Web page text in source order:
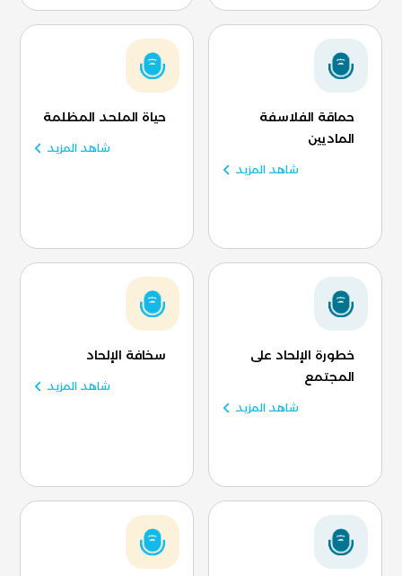
حماقة الفلاسفة
الماديين
شاهد المزيد
حياة الملحد المظلمة
شاهد المزيد
خطورة الإلحاد على
المجتمع
شاهد المزيد
سخافة الإلحاد
شاهد المزيد